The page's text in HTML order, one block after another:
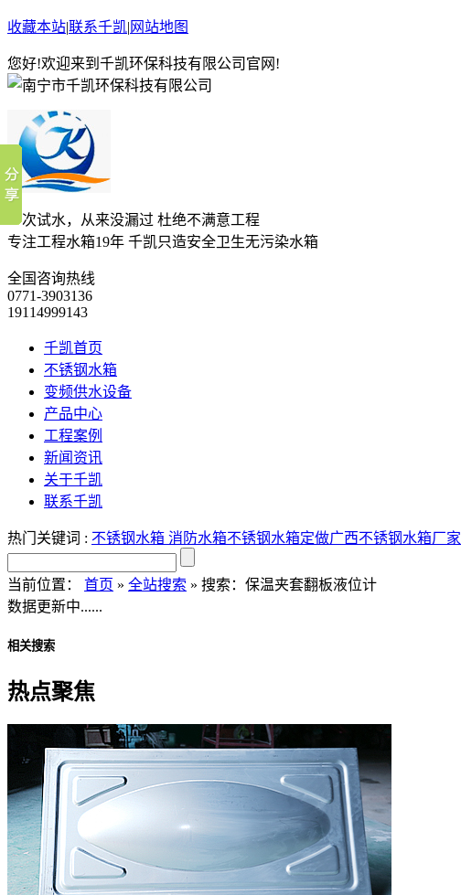
收藏本站|联系千凯| 网站地图
您好!欢迎来到千凯环保科技有限公司官网!
一次试水，从来没漏过 杜绝不满意工程
专注工程水箱19年 千凯只造安全卫生无污染水箱
全国咨询热线
0771-3903136
19114999143
千凯首页
不锈钢水箱
变频供水设备
产品中心
工程案例
新闻资讯
关于千凯
联系千凯
热门关键词 : 不锈钢水箱 消防水箱不锈钢水箱定做广西不锈钢水箱厂家
当前位置： 首页 » 全站搜索 » 搜索：保温夹套翻板液位计
数据更新中......
相关搜索
热点聚焦